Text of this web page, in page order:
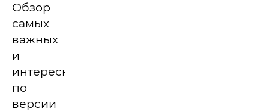
Обзор
самых
важных
и
интересных,
по
версии